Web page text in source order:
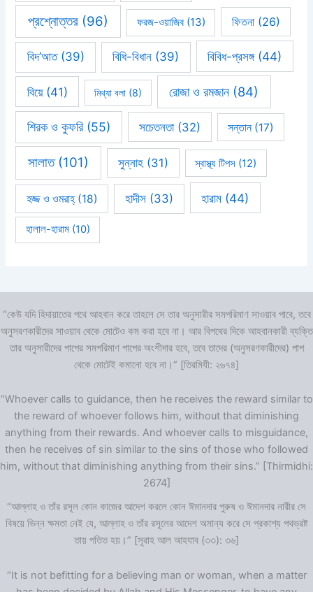
প্রশ্নোত্তর (96) ফরজ-ওয়াজিব(13) ফিতনা(26)
বিদ’আত(39) বিধি-বিধান (39) বিবিধ-প্রসঙ্গ(44)
বিয়ে(41) মিথ্যা বলা(8) রোজা ও রমজান (84)
শিরক ও কুফরি(55) সচেতনতা(32) সন্তান(17)
সালাত(101) সুন্নাহ (31) স্বাস্থ্য টিপস (12)
হজ্জ ও ওমরাহ্‌(18) হাদীস(33) হারাম (44)
হালাল-হারাম(10)
“কেউ যদি হিদায়াতের পথে আহবান করে তাহলে সে তার অনুসারীর সমপরিমাণ সাওয়াব পাবে, তবে
অনুসরণকারীদের সাওয়াব থেকে মোটেও কম করা হবে না। আর বিপথের দিকে আহবানকারী ব্যক্তি
তার অনুসারীদের পাপের সমপরিমাণ পাপের অংশীদার হবে, তবে তাদের (অনুসরণকারীদের) পাপ
থেকে মোটেই কমানো হবে না।” [তিরমিযী: ২৬৭৪]
“Whoever calls to guidance, then he receives the reward similar to
the reward of whoever follows him, without that diminishing
anything from their rewards. And whoever calls to misguidance,
then he receives of sin similar to the sins of those who followed
him, without that diminishing anything from their sins.” [Thirmidhi:
2674]
“আল্লাহ ও তাঁর রসূল কোন কাজের আদেশ করলে কোন ঈমানদার পুরুষ ও ঈমানদার নারীর সে
বিষয়ে ভিন্ন ক্ষমতা নেই যে, আল্লাহ ও তাঁর রসূলের আদেশ অমান্য করে সে প্রকাশ্য পথভ্রষ্ট
তায় পতিত হয়।” [সূরাহ আল আহযাব (৩৩): ৩৬]
“It is not befitting for a believing man or woman, when a matter